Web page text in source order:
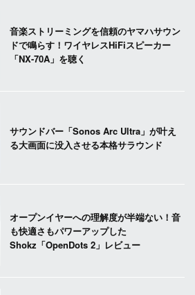
音楽ストリーミングを信頼のヤマハサウン
ドで鳴らす！ワイヤレスHiFiスピーカー
「NX-70A」を聴く
サウンドバー「Sonos Arc Ultra」が叶え
る大画面に没入させる本格サラウンド
オープンイヤーへの理解度が半端ない！音
も快適さもパワーアップした
Shokz「OpenDots 2」レビュー